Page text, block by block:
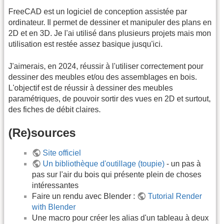
FreeCAD est un logiciel de conception assistée par
ordinateur. Il permet de dessiner et manipuler des plans en
2D et en 3D. Je l'ai utilisé dans plusieurs projets mais mon
utilisation est restée assez basique jusqu'ici.
J'aimerais, en 2024, réussir à l'utiliser correctement pour
dessiner des meubles et/ou des assemblages en bois.
L'objectif est de réussir à dessiner des meubles
paramétriques, de pouvoir sortir des vues en 2D et surtout,
des fiches de débit claires.
(Re)sources
Site officiel
Un bibliothèque d'outillage (toupie) - un pas à
pas sur l'air du bois qui présente plein de choses
intéressantes
Faire un rendu avec Blender :
Tutorial Render
with Blender
Une macro pour créer les alias d'un tableau à deux